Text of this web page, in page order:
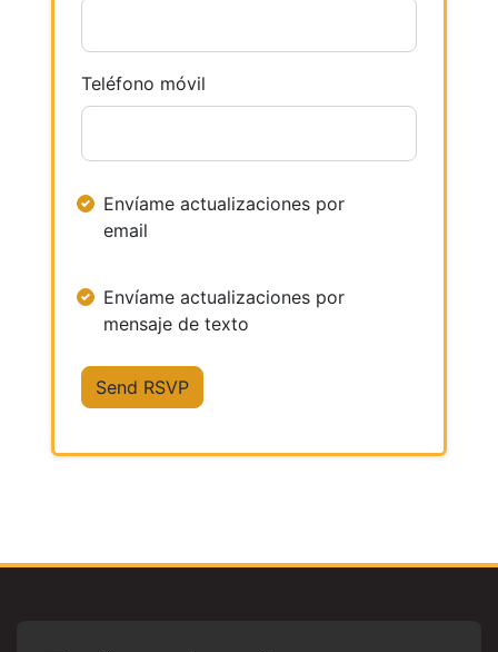
Teléfono móvil
Envíame actualizaciones por
email
Envíame actualizaciones por
mensaje de texto